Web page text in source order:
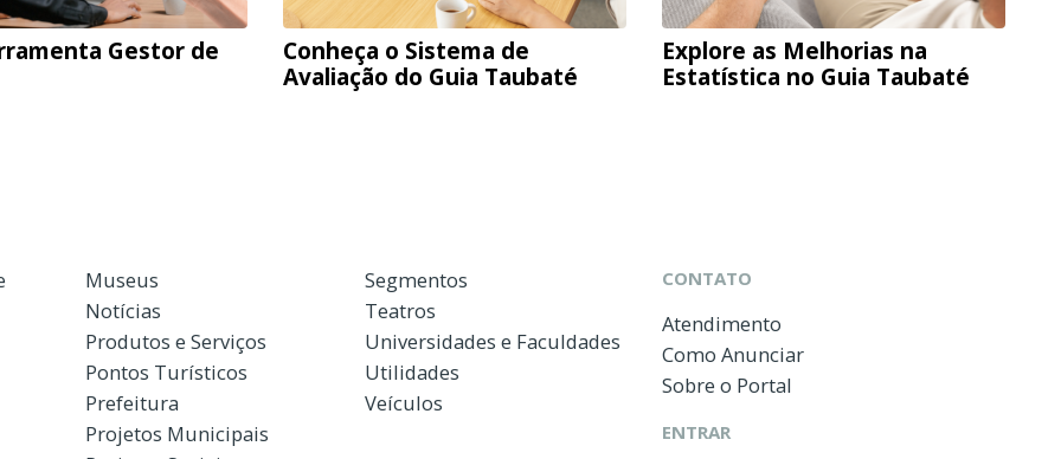
Gestor de
Conheça o Sistema de
Avaliação do Guia Taubaté
Explore as Melhorias na
Estatística no Guia Taubaté
Museus
Notícias
Produtos e Serviços
Pontos Turísticos
Prefeitura
Projetos Municipais
Segmentos
Teatros
Universidades e Faculdades
Utilidades
Veículos
CONTATO
Atendimento
Como Anunciar
Sobre o Portal
ENTRAR